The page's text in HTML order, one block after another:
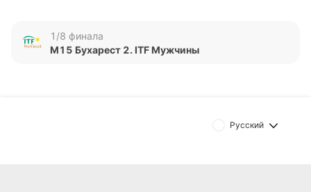
демонстрируют тенденцию к завершению игр без
тай-брейков.
1/8 финала
M15 Бухарест 2. ITF Мужчины
Русский